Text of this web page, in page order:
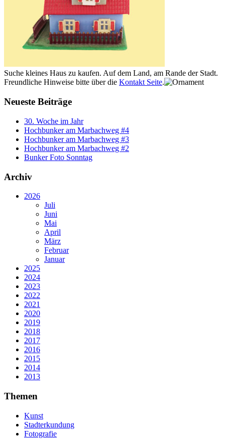
Suche kleines Haus zu kaufen. Auf dem Land, am Rande der Stadt.
Freundliche Hinweise bitte über die Kontakt Seite.
Neueste Beiträge
30. Woche im Jahr
Hochbunker am Marbachweg #4
Hochbunker am Marbachweg #3
Hochbunker am Marbachweg #2
Bunker Foto Sonntag
Archiv
2026
Juli
Juni
Mai
April
März
Februar
Januar
2025
2024
2023
2022
2021
2020
2019
2018
2017
2016
2015
2014
2013
Themen
Kunst
Stadterkundung
Fotografie